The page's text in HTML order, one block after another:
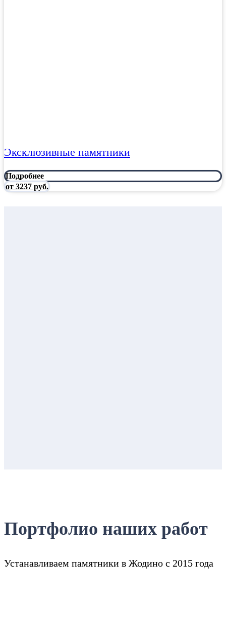
Эксклюзивные памятники
Подробнее
от 3237 руб.
Портфолио наших работ
Устанавливаем памятники в Жодино с 2015 года